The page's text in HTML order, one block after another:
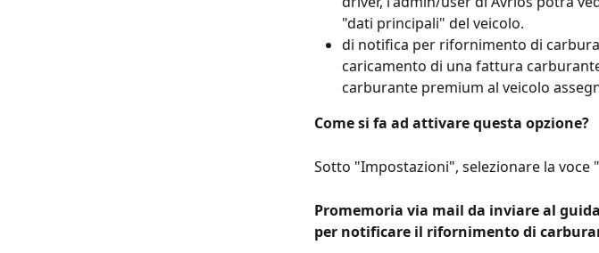
"dati principali" del veicolo.
di notifica per rifornimento di
caricamento di una fattura
carburante premium al veicolo
Come si fa ad attivare questa opzione?
Sotto "Impostazioni", selezionare la voce
Promemoria via mail da inviare al
per notificare il rifornimento di